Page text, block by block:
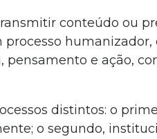
conteúdo ou
processo humanizador,
pensamento e ação,
distintos: o
o segundo,